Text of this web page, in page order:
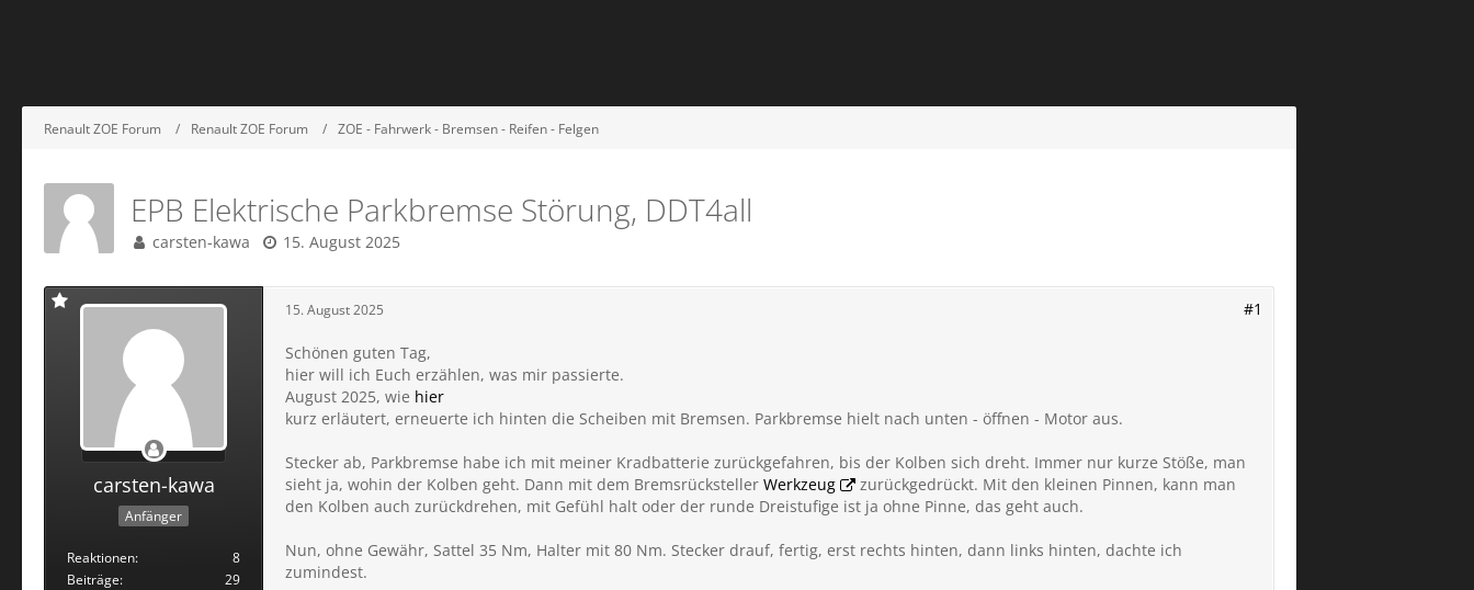
Renault ZOE Forum Renault ZOE Forum ZOE - Fahrwerk - Bremsen - Reifen - Felgen
EPB Elektrische Parkbremse Störung, DDT4all
carsten-kawa 15. August 2025
carsten-kawa
Anfänger
Reaktionen
8
Beiträge
29
15. August 2025 #1
Schönen guten Tag,
hier will ich Euch erzählen, was mir passierte.
August 2025, wie hier
kurz erläutert, erneuerte ich hinten die Scheiben mit Bremsen. Parkbremse hielt nach unten - öffnen - Motor aus.
Stecker ab, Parkbremse habe ich mit meiner Kradbatterie zurückgefahren, bis der Kolben sich dreht. Immer nur kurze Stöße, man
sieht ja, wohin der Kolben geht. Dann mit dem Bremsrücksteller Werkzeug
zurückgedrückt. Mit den kleinen Pinnen, kann man
den Kolben auch zurückdrehen, mit Gefühl halt oder der runde Dreistufige ist ja ohne Pinne, das geht auch.
Nun, ohne Gewähr, Sattel 35 Nm, Halter mit 80 Nm. Stecker drauf, fertig, erst rechts hinten, dann links hinten, dachte ich
zumindest.